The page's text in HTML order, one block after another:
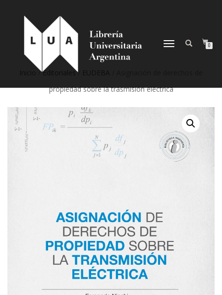
NAVEGACIÓN
0
/Editoriales/
propiedad sobre la trasmisión eléctrica